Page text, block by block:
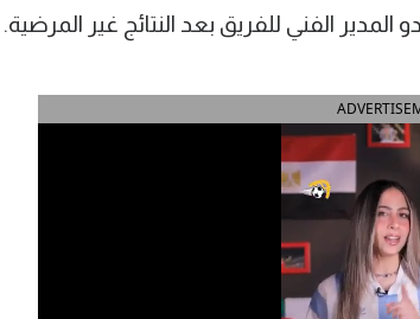
المدير الفني للفريق بعد النتائج غير المرضية.